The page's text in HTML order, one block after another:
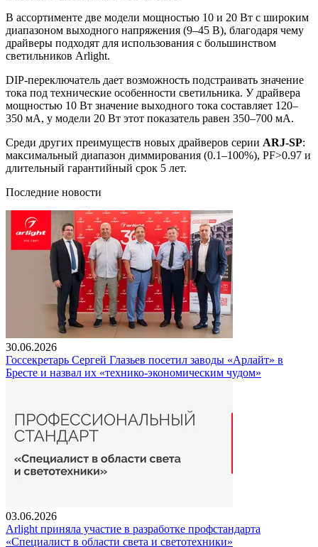
В ассортименте две модели мощностью 10 и 20 Вт с широким
диапазоном выходного напряжения (9–45 В), благодаря чему
драйверы подходят для использования с большинством
светильников Arlight.
DIP-переключатель дает возможность подстраивать значение
тока под технические особенности светильника. У драйвера
мощностью 10 Вт значение выходного тока составляет 120–
350 мА, у модели 20 Вт этот показатель равен 350–700 мА.
Среди других преимуществ новых драйверов серии ARJ-SP:
максимальный диапазон диммирования (0.1–100%), PF˃0.97 и
длительный гарантийный срок 5 лет.
Последние новости
30.06.2026
Госсекретарь Сергей Глазьев посетил заводы «Арлайт» в
Бресте и назвал их «технико-экономическим чудом»
03.06.2026
Arlight приняла участие в разработке профстандарта
«Специалист в области света и светотехники»